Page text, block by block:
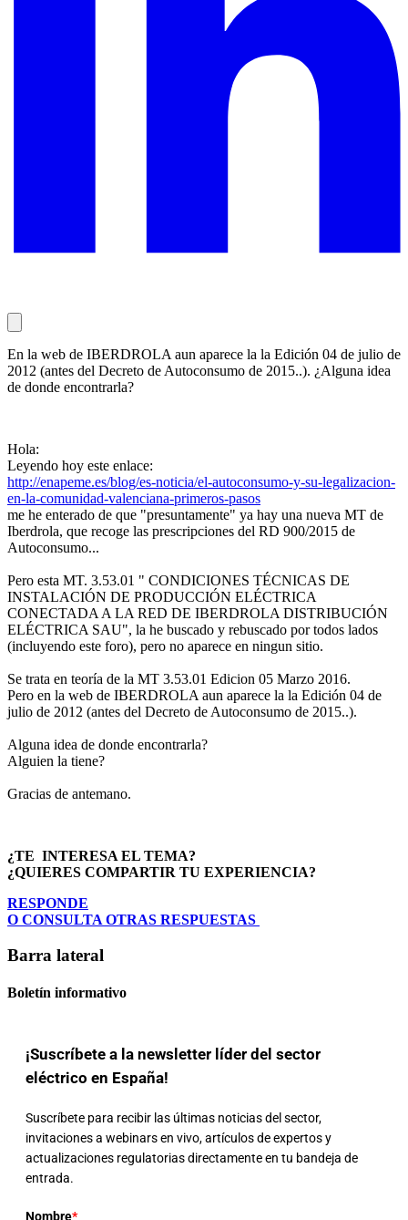
En la web de IBERDROLA aun aparece la la Edición 04 de julio de
2012 (antes del Decreto de Autoconsumo de 2015..). ¿Alguna idea
de donde encontrarla?
Hola:
Leyendo hoy este enlace:
http://enapeme.es/blog/es-noticia/el-autoconsumo-y-su-legalizacion-
en-la-comunidad-valenciana-primeros-pasos
me he enterado de que "presuntamente" ya hay una nueva MT de
Iberdrola, que recoge las prescripciones del RD 900/2015 de
Autoconsumo...
Pero esta MT. 3.53.01 " CONDICIONES TÉCNICAS DE
INSTALACIÓN DE PRODUCCIÓN ELÉCTRICA
CONECTADA A LA RED DE IBERDROLA DISTRIBUCIÓN
ELÉCTRICA SAU", la he buscado y rebuscado por todos lados
(incluyendo este foro), pero no aparece en ningun sitio.
Se trata en teoría de la MT 3.53.01 Edicion 05 Marzo 2016.
Pero en la web de IBERDROLA aun aparece la la Edición 04 de
julio de 2012 (antes del Decreto de Autoconsumo de 2015..).
Alguna idea de donde encontrarla?
Alguien la tiene?
Gracias de antemano.
¿TE INTERESA EL TEMA?
¿QUIERES COMPARTIR TU EXPERIENCIA?
RESPONDE
O CONSULTA OTRAS RESPUESTAS
Barra lateral
Boletín informativo
¡Suscríbete a la newsletter líder del sector
eléctrico en España!
Suscríbete para recibir las últimas noticias del sector,
invitaciones a webinars en vivo, artículos de expertos y
actualizaciones regulatorias directamente en tu bandeja de
entrada.
Nombre*